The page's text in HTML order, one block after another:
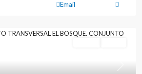
Email
Next